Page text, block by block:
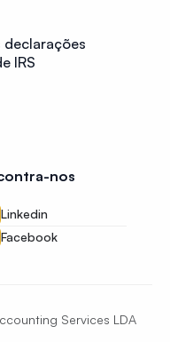
IRS
nos
Linkedin
Facebook
Services LDA